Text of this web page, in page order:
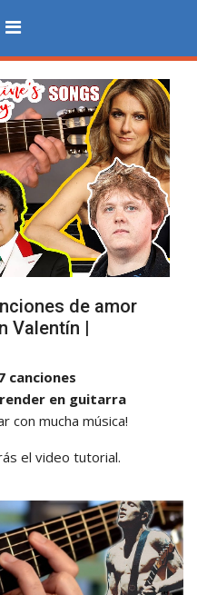
de amor
Valentín |
canciones
en guitarra
con mucha música!
el video tutorial.